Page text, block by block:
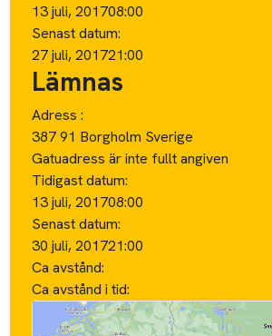
13 juli, 201708:00
Senast datum:
27 juli, 201721:00
Lämnas
Adress :
387 91 Borgholm Sverige
Gatuadress är inte fullt angiven
Tidigast datum:
13 juli, 201708:00
Senast datum:
30 juli, 201721:00
Ca avstånd:
Ca avstånd i tid: